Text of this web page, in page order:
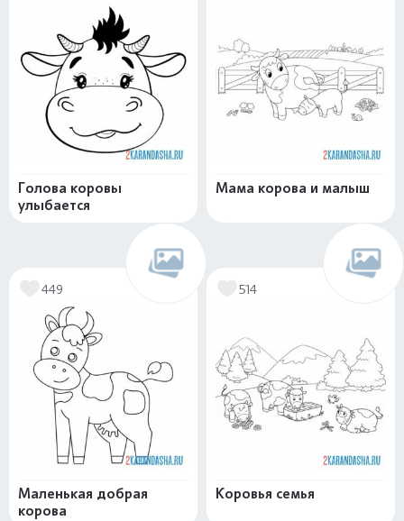
Голова коровы
улыбается
Мама корова и малыш
449
Маленькая добрая
корова
514
Коровья семья